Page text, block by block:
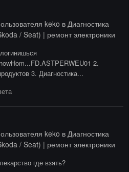
keko в Диагностика
/ Seat) | ремонт электроники
2.
3. Диагностика...
keko в Диагностика
/ Seat) | ремонт электроники
где взять?